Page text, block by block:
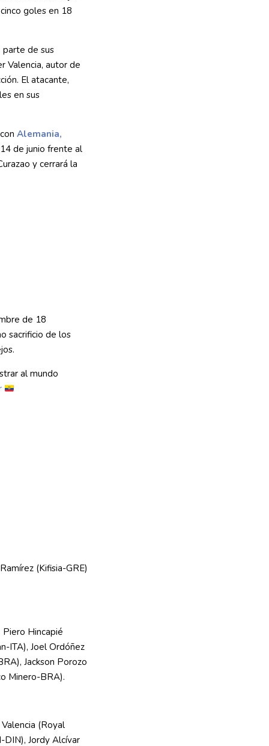
goles en 18
parte de sus
Valencia, autor de
El atacante,
en sus
Alemania,
de junio frente al
y cerrará la
de 18
sacrificio de los
al mundo
(Kifisia-GRE)
Hincapié
ITA), Joel Ordóñez
Jackson Porozo
Minero-BRA).
(Royal
Jordy Alcívar